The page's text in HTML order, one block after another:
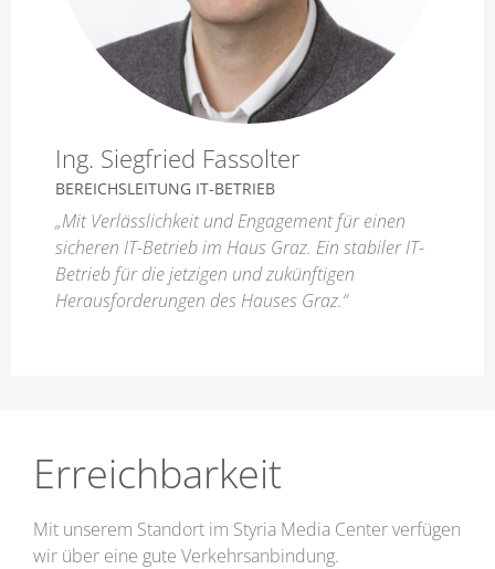
Ing. Siegfried Fassolter​
BEREICHSLEITUNG IT-BETRIEB
„Mit Verlässlichkeit und Engagement für einen
sicheren IT-Betrieb im Haus Graz. Ein stabiler IT-
Betrieb für die jetzigen und zukünftigen
Herausforderungen des Hauses Graz.“
Erreichbarkeit
Mit unserem Standort im Styria Media Center verfügen
wir über eine gute Verkehrsanbindung.